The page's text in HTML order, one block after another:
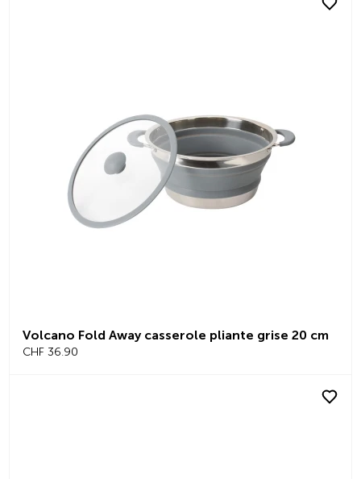
Volcano Fold Away casserole pliante grise 20 cm
CHF 36.90